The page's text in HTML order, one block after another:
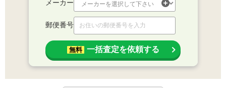
メーカー
郵便番号
無料 一括査定を依頼する